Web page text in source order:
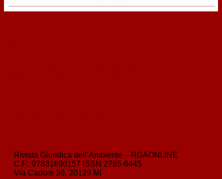
Rivista Giuridica dell’Ambiente – RGAONLINE
C.F.: 97831690157 ISSN 2785-6445
Via Cadore 36, 20129 MI